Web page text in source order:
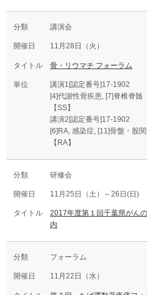
講演会
11月28日（火）
骨・リウマチ フォーラム
講演1[認定番号]17-1902
[4]代謝性骨疾患, [7]脊椎脊髄
【SS】
講演2[認定番号]17-1902
[6]RA, 感染症, [11]骨盤・股
【RA】
研修会
11月25日（土）～26日(日)
2017年度第１回千葉県がん
内
フォーラム
11月22日（水）